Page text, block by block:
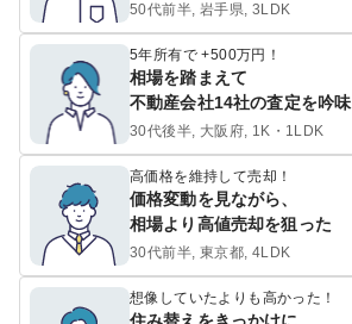
50代前半, 岩手県, 3LDK
5年所有で +500万円！
相場を踏まえて
不動産会社14社の査定を吟味
30代後半, 大阪府, 1K・1LDK
高価格を維持して売却！
価格変動を見ながら、
相場より高値売却を狙った
30代前半, 東京都, 4LDK
想像していたよりも高かった！